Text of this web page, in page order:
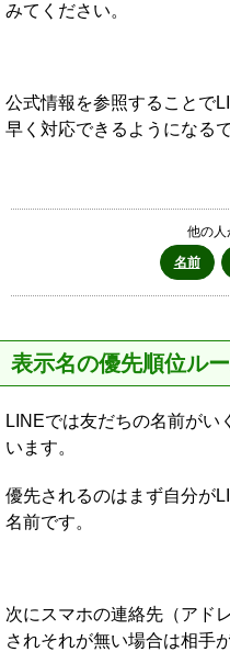
みてください。
公式情報を参照することで
早く対応できるようになる
他の人
名前
表示名の優先順位ル
LINEでは友だちの名前がい
います。
優先されるのはまず自分が
名前です。
次にスマホの連絡先（アド
されそれが無い場合は相手